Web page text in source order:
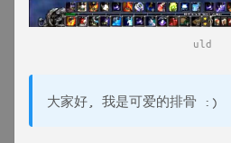
uld
大家好, 我是可爱的排骨 :)